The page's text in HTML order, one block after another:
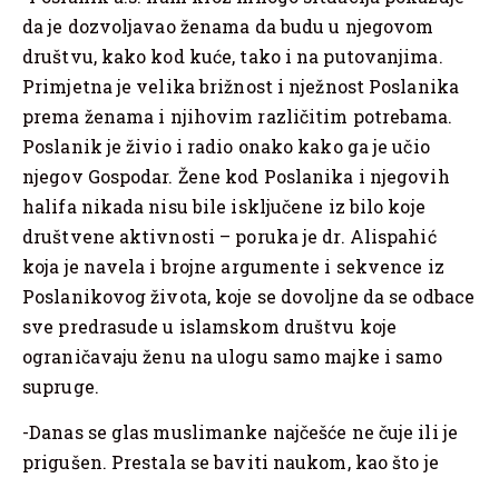
da je dozvoljavao ženama da budu u njegovom
društvu, kako kod kuće, tako i na putovanjima.
Primjetna je velika brižnost i nježnost Poslanika
prema ženama i njihovim različitim potrebama.
Poslanik je živio i radio onako kako ga je učio
njegov Gospodar. Žene kod Poslanika i njegovih
halifa nikada nisu bile isključene iz bilo koje
društvene aktivnosti – poruka je dr. Alispahić
koja je navela i brojne argumente i sekvence iz
Poslanikovog života, koje se dovoljne da se odbace
sve predrasude u islamskom društvu koje
ograničavaju ženu na ulogu samo majke i samo
supruge.
-Danas se glas muslimanke najčešće ne čuje ili je
prigušen. Prestala se baviti naukom, kao što je